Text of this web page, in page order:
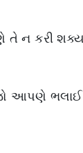
ન કરી
ભલાઈ